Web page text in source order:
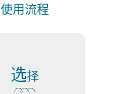
使用流程
选择